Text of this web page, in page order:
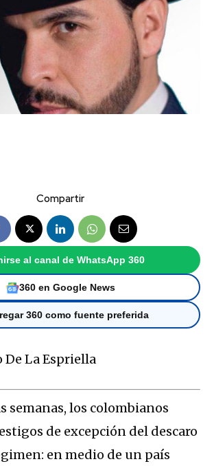
Compartir
al canal de WhatsApp 360
360 en Google News
360 como fuente preferida
De La Espriella
semanas, los colombianos
de excepción del descaro
en medio de un país